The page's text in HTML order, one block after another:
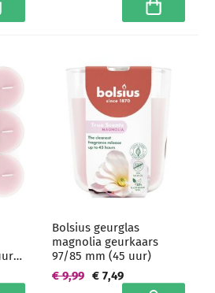
In
Bolsius geurglas
magnolia geurkaars
97/85 mm (45 uur)
€ 7,49
€ 9,99